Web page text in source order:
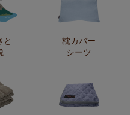
と
枕カバー
シーツ